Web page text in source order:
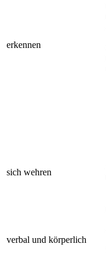
erkennen
sich wehren
verbal und körperlich